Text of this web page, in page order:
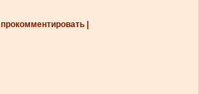
| прокомментировать |